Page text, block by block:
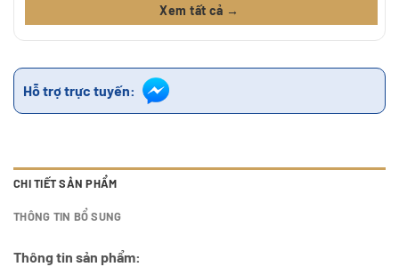
Xem tất cả →
Hỗ trợ trực tuyến:
CHI TIẾT SẢN PHẨM
THÔNG TIN BỔ SUNG
Thông tin sản phẩm: